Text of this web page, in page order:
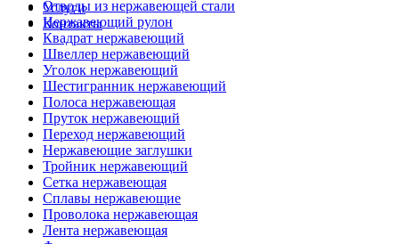
Услуги
Контакты
Отводы из нержавеющей стали
Нержавеющий рулон
Квадрат нержавеющий
Швеллер нержавеющий
Уголок нержавеющий
Шестигранник нержавеющий
Полоса нержавеющая
Пруток нержавеющий
Переход нержавеющий
Нержавеющие заглушки
Тройник нержавеющий
Сетка нержавеющая
Сплавы нержавеющие
Проволока нержавеющая
Лента нержавеющая